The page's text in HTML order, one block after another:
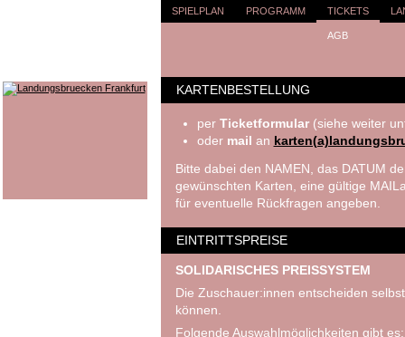
SPIELPLAN PROGRAMM TICKETS
AGB
KARTENBESTELLUNG
per Ticketformular(siehe weiter
oder mail an
Bitte dabei den NAMEN, das DATUM
gewünschten Karten, eine gültige
für eventuelle Rückfragen angeben.
EINTRITTSPREISE
SOLIDARISCHES PREISSYSTEM
Die Zuschauer:innen entscheiden
können.
Folgende Auswahlmöglichkeiten gibt es: